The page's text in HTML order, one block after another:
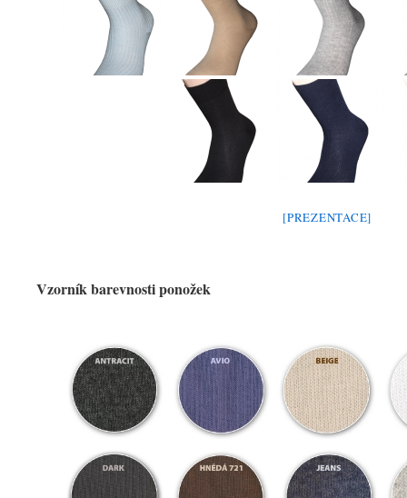
[PREZENTACE]
Vzorník barevnosti ponožek